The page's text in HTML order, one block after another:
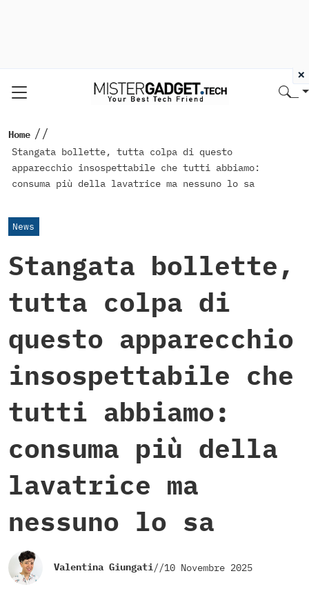
Home //
Stangata bollette, tutta colpa di questo
apparecchio insospettabile che tutti abbiamo:
consuma più della lavatrice ma nessuno lo sa
News
Stangata bollette,
tutta colpa di
questo apparecchio
insospettabile che
tutti abbiamo:
consuma più della
lavatrice ma
nessuno lo sa
Valentina Giungati//10 Novembre 2025
×